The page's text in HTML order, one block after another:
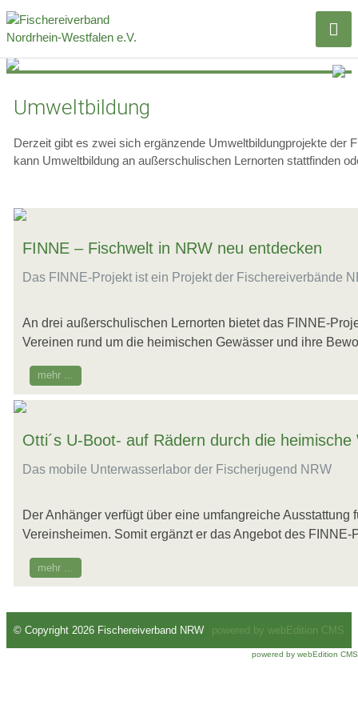
Umweltbildung
Derzeit gibt es zwei sich ergänzende Umweltbildungprojekte der
kann Umweltbildung an außerschulischen Lernorten stattfinden
FINNE – Fischwelt in NRW neu entdecken
Das FINNE-Projekt ist ein Projekt der Fischereiverbände
An drei außerschulischen Lernorten bietet das FINNE-
Vereinen rund um die heimischen Gewässer und ihre
mehr ...
Otti´s U-Boot- auf Rädern durch die heimische
Das mobile Unterwasserlabor der Fischerjugend NRW
Der Anhänger verfügt über eine umfangreiche
Vereinsheimen. Somit ergänzt er das Angebot des
mehr ...
© Copyright 2026 Fischereiverband NRW powered by webEdition CMS
powered by webEdition CMS